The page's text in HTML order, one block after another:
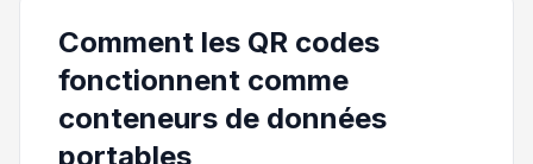
Comment les QR codes
fonctionnent comme
conteneurs de données
portables